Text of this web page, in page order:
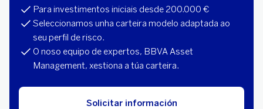
Para investimentos iniciais desde 200.000 €
Seleccionamos unha carteira modelo adaptada ao
seu perfil de risco.
O noso equipo de expertos, BBVA Asset
Management, xestiona a túa carteira.
Solicitar información